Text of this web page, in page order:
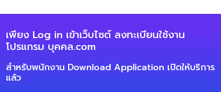
เพียง Log in เข้าเว็บไซต์ ลงทะเบียนใช้งาน
โปรแกรม บุคคล.com
สำหรับพนักงาน Download Application เปิดให้บริการ
แล้ว